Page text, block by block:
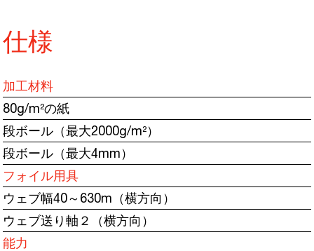
仕様
加工材料
80g/m²の紙
段ボール（最大2000g/m²）
段ボール（最大4mm）
フォイル用具
ウェブ幅40～630m（横方向）
ウェブ送り軸２（横方向）
能力